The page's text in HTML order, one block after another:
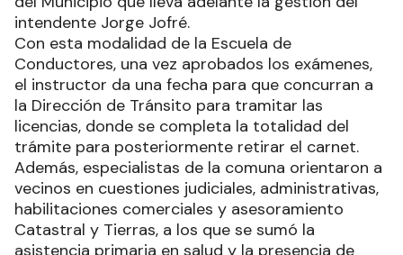
intendente Jorge Jofré.
Con esta modalidad de la Escuela de
Conductores, una vez aprobados los exámenes,
el instructor da una fecha para que concurran a
la Dirección de Tránsito para tramitar las
licencias, donde se completa la totalidad del
trámite para posteriormente retirar el carnet.
Además, especialistas de la comuna orientaron a
vecinos en cuestiones judiciales, administrativas,
habilitaciones comerciales y asesoramiento
Catastral y Tierras, a los que se sumó la